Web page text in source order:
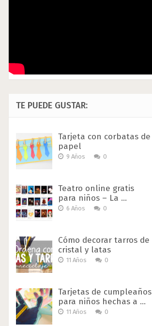
TE PUEDE GUSTAR:
Tarjeta con corbatas de
papel
9 Años 0
Teatro online gratis
para niños – La …
6 Años 0
Cómo decorar tarros de
cristal y latas
11 Años 0
Tarjetas de cumpleaños
para niños hechas a …
11 Años 0